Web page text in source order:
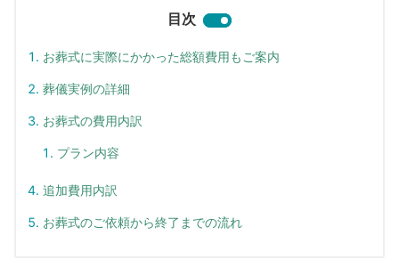
目次
お葬式に実際にかかった総額費用もご案内
葬儀実例の詳細
お葬式の費用内訳
プラン内容
追加費用内訳
お葬式のご依頼から終了までの流れ